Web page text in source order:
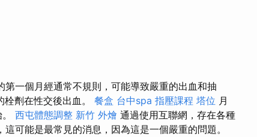
一個月經通常不規則，可能導致嚴重的出血和抽
劑在性交後出血。 餐盒 台中spa 指壓課程 塔位 月
西屯體態調整 新竹 外燴 通過使用互聯網，存在各種
可能是最常見的消息，因為這是一個嚴重的問題。